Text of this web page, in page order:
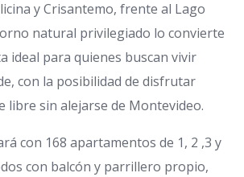
y Crisantemo, frente al Lago
natural privilegiado lo convierte
ideal para quienes buscan vivir
con la posibilidad de disfrutar
libre sin alejarse de Montevideo.
con 168 apartamentos de 1, 2 ,3 y
con balcón y parrillero propio,